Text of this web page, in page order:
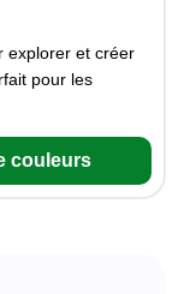
explorer et créer
pour les
couleurs